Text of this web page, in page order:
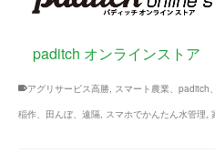
paditch オンラインストア
アグリサービス高勝 スマート農業、paditch
稲作、田んぼ、遠隔 スマホでかんたん水管理